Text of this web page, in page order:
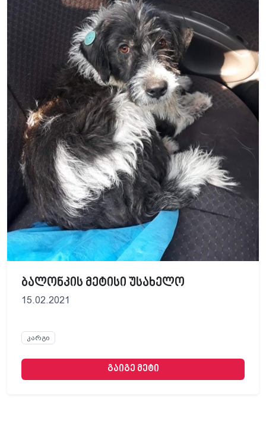
ბალონკის მეტისი უსახელო
15.02.2021
კარგი
გაიგე მეტი